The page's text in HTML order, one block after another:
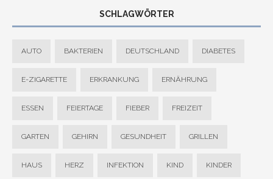
SCHLAGWÖRTER
AUTO BAKTERIEN DEUTSCHLAND DIABETES
E-ZIGARETTE ERKRANKUNG ERNÄHRUNG
ESSEN FEIERTAGE FIEBER FREIZEIT
GARTEN GEHIRN GESUNDHEIT GRILLEN
HAUS HERZ INFEKTION KIND KINDER